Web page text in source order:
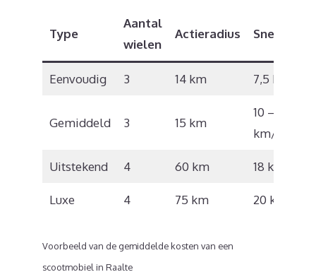
Type
Aantal
wielen
Actieradius Snelheid
Eenvoudig 3 14 km 7,5 km/u
Gemiddeld 3 15 km
10 – 12
km/u
Uitstekend 4 60 km 18 km/u
Luxe 4 75 km 20 km/u
Voorbeeld van de gemiddelde kosten van een
scootmobiel in Raalte